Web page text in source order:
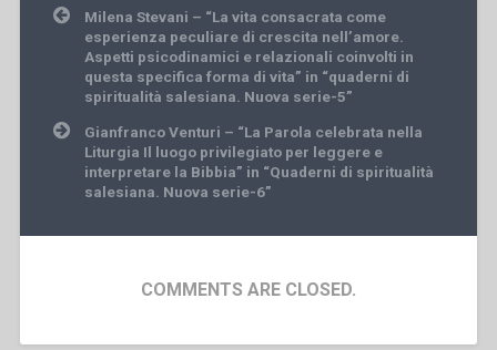
Post
navigation
Milena Stevani – “La vita consacrata come
esperienza peculiare di crescita nell’amore.
Aspetti psicodinamici e relazionali coinvolti in
questa specifica forma di vita” in “quaderni di
spiritualità salesiana. Nuova serie-5”
Gianfranco Venturi – “La Parola celebrata nella
Liturgia Il luogo privilegiato per leggere e
interpretare la Bibbia” in “Quaderni di spiritualità
salesiana. Nuova serie-6”
COMMENTS ARE CLOSED.